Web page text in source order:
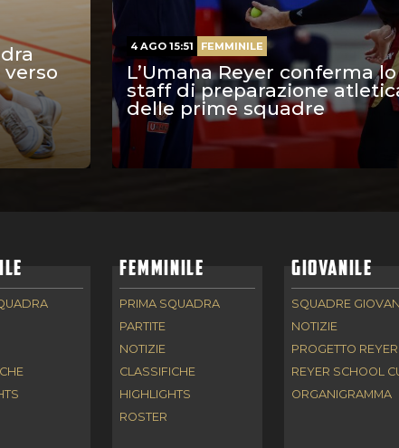
L’Umana Reyer conferma lo
staff di preparazione
delle prime squadre
4 AGO 15:51 FEMMINILE
FEMMINILE
PRIMA SQUADRA
PARTITE
NOTIZIE
CLASSIFICHE
HIGHLIGHTS
ROSTER
GIOVANILE
SQUADRE
NOTIZIE
PROGETTO REYER
REYER SCHOOL
ORGANIGRAMMA